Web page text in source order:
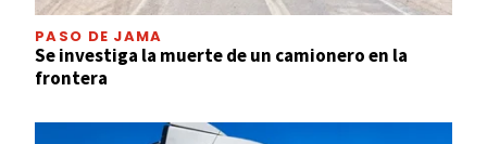
PASO DE JAMA
Se investiga la muerte de un camionero en la
frontera